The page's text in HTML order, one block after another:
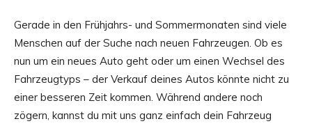
Gerade in den Frühjahrs- und Sommermonaten sind viele
Menschen auf der Suche nach neuen Fahrzeugen. Ob es
nun um ein neues Auto geht oder um einen Wechsel des
Fahrzeugtyps – der Verkauf deines Autos könnte nicht zu
einer besseren Zeit kommen. Während andere noch
zögern, kannst du mit uns ganz einfach dein Fahrzeug